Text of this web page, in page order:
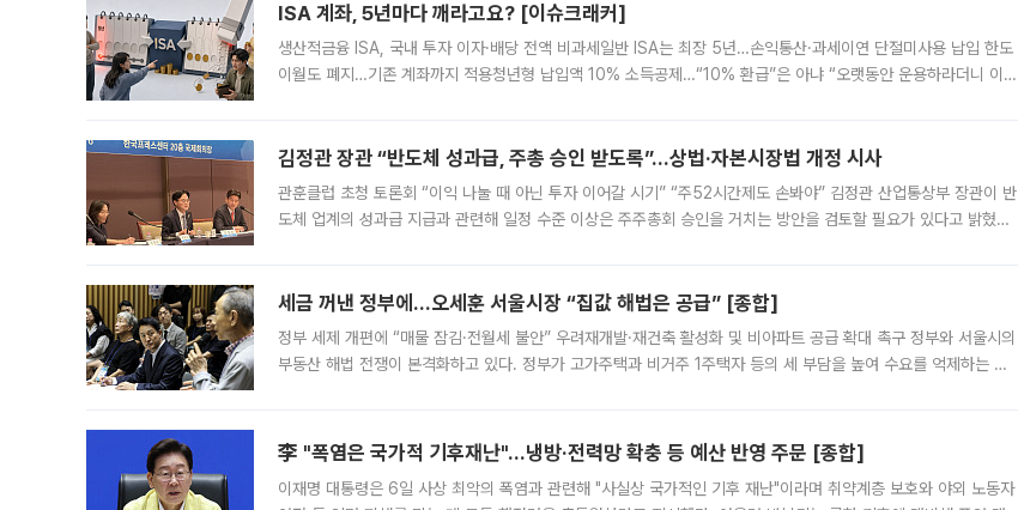
ISA 계좌, 5년마다 깨라고요? [이슈크래커]
생산적금융 ISA, 국내 투자 이자·배당 전액 비과세일반 ISA는 최장 5년…손익통산·과세이연 단절미사용 납입 한도
이월도 폐지…기존 계좌까지 적용청년형 납입액 10% 소득공제…“10% 환급”은 아냐 “오랫동안 운용하라더니 이제
김정관 장관 “반도체 성과급, 주총 승인 받도록”…상법·자본시장법 개정 시사
관훈클럽 초청 토론회 “이익 나눌 때 아닌 투자 이어갈 시기” “주52시간제도 손봐야” 김정관 산업통상부 장관이 반
도체 업계의 성과급 지급과 관련해 일정 수준 이상은 주주총회 승인을 거치는 방안을 검토할 필요가 있다고 밝혔다.
세금 꺼낸 정부에…오세훈 서울시장 “집값 해법은 공급” [종합]
정부 세제 개편에 “매물 잠김·전월세 불안” 우려재개발·재건축 활성화 및 비아파트 공급 확대 촉구 정부와 서울시의
부동산 해법 전쟁이 본격화하고 있다. 정부가 고가주택과 비거주 1주택자 등의 세 부담을 높여 수요를 억제하는 카
李 "폭염은 국가적 기후재난"…냉방·전력망 확충 등 예산 반영 주문 [종합]
이재명 대통령은 6일 사상 최악의 폭염과 관련해 "사실상 국가적인 기후 재난"이라며 취약계층 보호와 야외 노동자